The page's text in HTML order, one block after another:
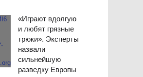
«Играют вдолгую
и любят грязные
трюки». Эксперты
назвали
сильнейшую
разведку Европы